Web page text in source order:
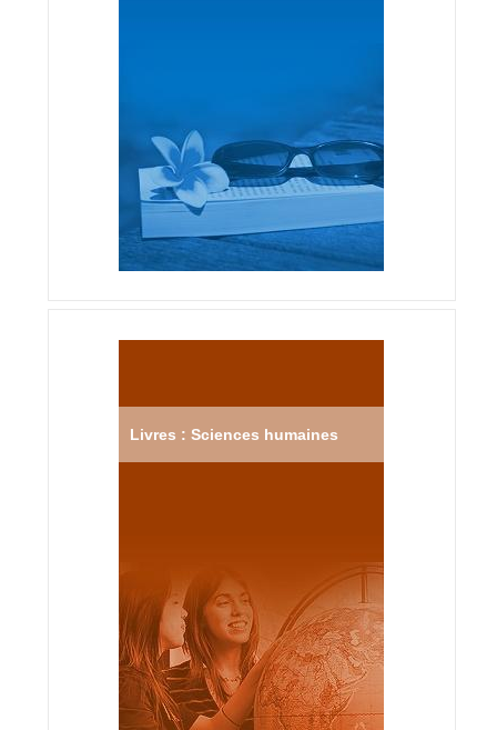
Livres : Sciences humaines